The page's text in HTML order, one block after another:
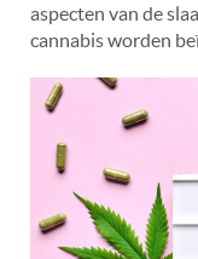
aspecten van de
cannabis worden